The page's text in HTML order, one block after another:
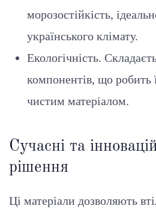
морозостійкість,
українського клімату.
Екологічність.
компонентів, що робить
чистим матеріалом.
Сучасні та
рішення
Ці матеріали дозволяють